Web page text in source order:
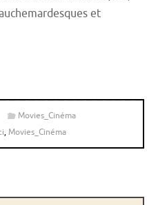
et
Movies_Cinéma
, Movies_Cinéma